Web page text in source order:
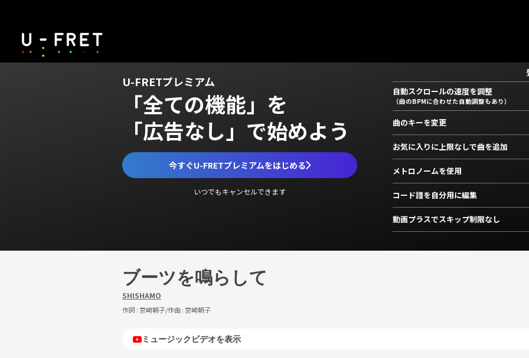
U-FRETプレミアム
「全ての機能」を
「広告なし」で始めよう
今すぐU-FRETプレミアムをはじめる
いつでもキャンセルできます
自動スクロールの速度を調整
（曲のBPMに合わせた自動調整もあり）
曲のキーを変更
お気に入りに上限なしで曲を追加
メトロノームを使用
コード譜を自分用に編集
動画プラスでスキップ制限なし
ブーツを鳴らして
SHISHAMO
作詞 : 宮崎朝子/作曲 : 宮崎朝子
ミュージックビデオを表示